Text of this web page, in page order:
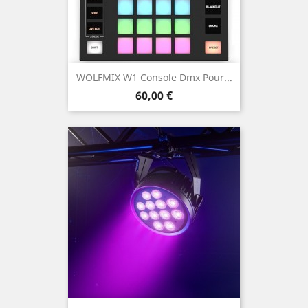
WOLFMIX W1 Console Dmx Pour...
Prix
60,00 €